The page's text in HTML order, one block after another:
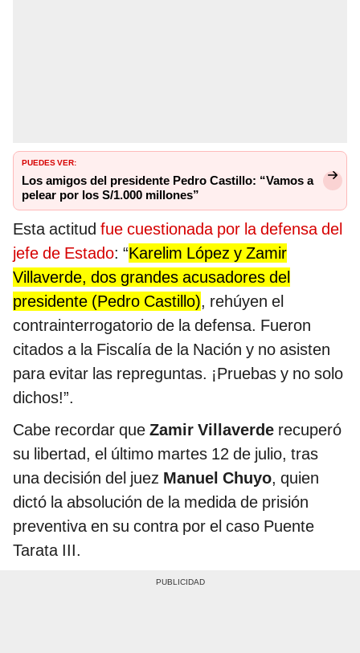
PUEDES VER:
Los amigos del presidente Pedro Castillo: “Vamos a
pelear por los S/1.000 millones”
Esta actitud fue cuestionada por la defensa del
jefe de Estado: “Karelim López y Zamir
Villaverde, dos grandes acusadores del
presidente (Pedro Castillo), rehúyen el
contrainterrogatorio de la defensa. Fueron
citados a la Fiscalía de la Nación y no asisten
para evitar las repreguntas. ¡Pruebas y no solo
dichos!”.
Cabe recordar que Zamir Villaverde recuperó
su libertad, el último martes 12 de julio, tras
una decisión del juez Manuel Chuyo, quien
dictó la absolución de la medida de prisión
preventiva en su contra por el caso Puente
Tarata III.